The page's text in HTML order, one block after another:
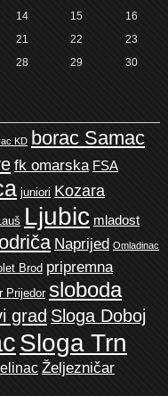
14 15
16
21 22
23
28 29
30
KD borac Samac
fk omarska FSA
juniori Kozara
Lauš Ljubic mladost
Naprijed Omladinac
Brod pripremna
Prijedor sloboda
grad Sloga Doboj
Sloga Trn
Željezničar